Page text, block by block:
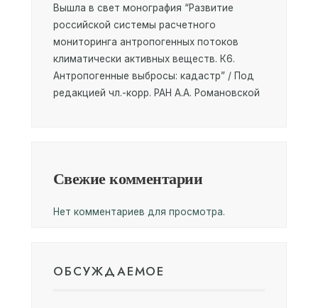
Вышла в свет монография “Развитие
российской системы расчетного
мониторинга антропогенных потоков
климатически активных веществ. К6.
Антропогенные выбросы: кадастр” / Под
редакцией чл.-корр. РАН А.А. Романовской
Свежие комментарии
Нет комментариев для просмотра.
ОБСУЖДАЕМОЕ